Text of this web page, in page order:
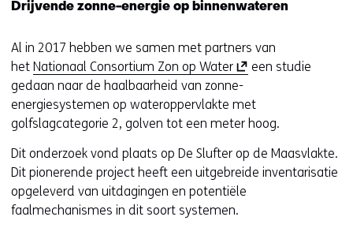
Drijvende zonne-energie op binnenwateren
Al in 2017 hebben we samen met partners van
het Nationaal Consortium Zon op Water(
o
p
e
t
n
n
een studie
gedaan naar de haalbaarheid van zonne-
energiesystemen op wateroppervlakte met
golfslagcategorie 2, golven tot een meter hoog.
Dit onderzoek vond plaats op De Slufter op de Maasvlakte.
Dit pionerende project heeft een uitgebreide inventarisatie
opgeleverd van uitdagingen en potentiële
faalmechanismes in dit soort systemen.